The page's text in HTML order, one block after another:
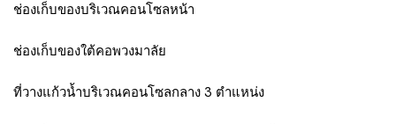
ช่องเก็บของบริเวณคอนโซลหน้า
ช่องเก็บของใต้คอพวงมาลัย
ที่วางแก้วน้ำบริเวณคอนโซลกลาง 3 ตำแหน่ง